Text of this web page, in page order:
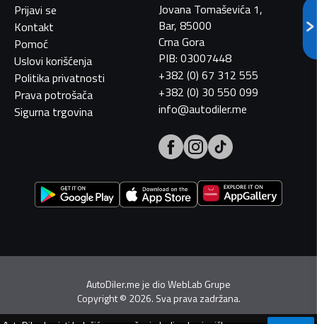
Prijavi se
Kontakt
Pomoć
Uslovi korišćenja
Politika privatnosti
Prava potrošača
Sigurna trgovina
Jovana Tomaševića 1,
Bar, 85000
Crna Gora
PIB: 03007448
+382 (0) 67 312 555
+382 (0) 30 550 099
info@autodiler.me
AutoDiler.me je dioWebLab Grupe
Copyright© 2026. Sva prava zadržana.